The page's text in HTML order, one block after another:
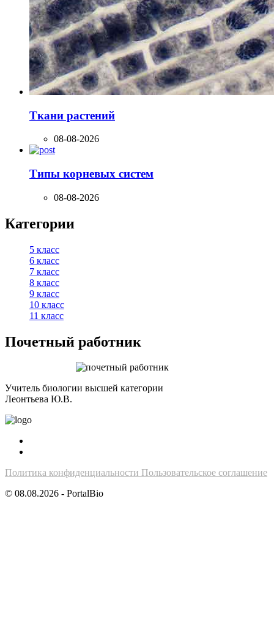
Ткани растений
08-08-2026
Типы корневых систем
08-08-2026
Категории
5 класс
6 класс
7 класс
8 класс
9 класс
10 класс
11 класс
Почетный работник
Учитель биологии высшей категории
Леонтьева Ю.В.
Политика конфиденциальности Пользовательское соглашение
© 08.08.2026 - PortalBio